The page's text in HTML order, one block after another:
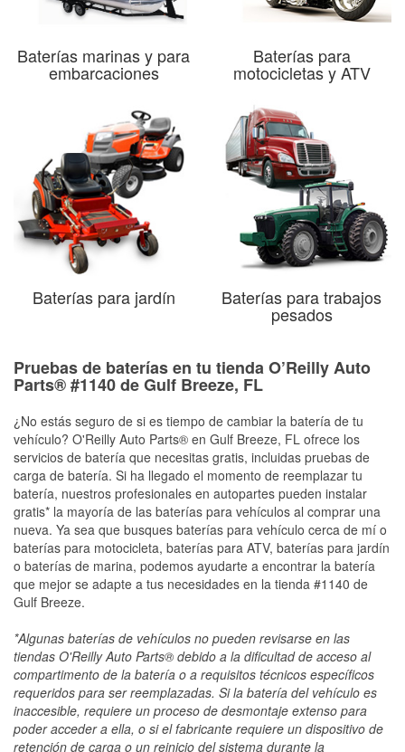
Baterías marinas y para
embarcaciones
Baterías para
motocicletas y ATV
Baterías para jardín Baterías para trabajos
pesados
Pruebas de baterías en tu tienda O’Reilly Auto
Parts® #1140 de Gulf Breeze, FL
¿No estás seguro de si es tiempo de cambiar la batería de tu
vehículo? O'Reilly Auto Parts® en Gulf Breeze, FL ofrece los
servicios de batería que necesitas gratis, incluidas pruebas de
carga de batería. Si ha llegado el momento de reemplazar tu
batería, nuestros profesionales en autopartes pueden instalar
gratis* la mayoría de las baterías para vehículos al comprar una
nueva. Ya sea que busques baterías para vehículo cerca de mí o
baterías para motocicleta, baterías para ATV, baterías para jardín
o baterías de marina, podemos ayudarte a encontrar la batería
que mejor se adapte a tus necesidades en la tienda #1140 de
Gulf Breeze.
*Algunas baterías de vehículos no pueden revisarse en las
tiendas O'Reilly Auto Parts® debido a la dificultad de acceso al
compartimento de la batería o a requisitos técnicos específicos
requeridos para ser reemplazadas. Si la batería del vehículo es
inaccesible, requiere un proceso de desmontaje extenso para
poder acceder a ella, o si el fabricante requiere un dispositivo de
retención de carga o un reinicio del sistema durante la